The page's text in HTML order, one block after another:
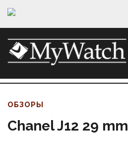
ОБЗОРЫ
Chanel J12 29 mm